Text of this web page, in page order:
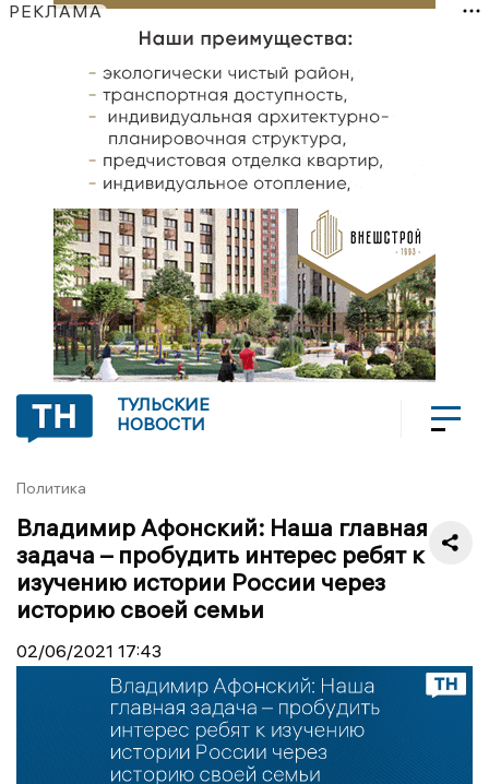
РЕКЛАМА
ТУЛЬСКИЕ
НОВОСТИ
Политика
Владимир Афонский: Наша главная
задача – пробудить интерес ребят к
изучению истории России через
историю своей семьи
02/06/2021 17:43